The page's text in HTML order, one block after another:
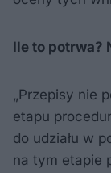
Ile to potrwa?
„Przepisy nie
etapu
do udziału w
na tym etapie